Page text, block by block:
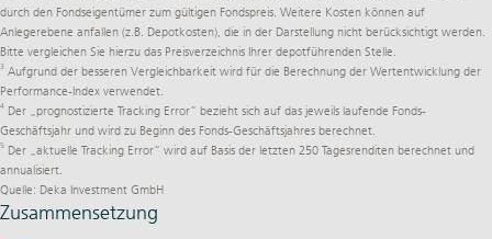
durch den Fondseigentümer zum gültigen Fondspreis. Weitere Kosten können auf
Anlegerebene anfallen (z.B. Depotkosten), die in der Darstellung nicht berücksichtigt werden.
Bitte vergleichen Sie hierzu das Preisverzeichnis Ihrer depotführenden Stelle.
3 Aufgrund der besseren Vergleichbarkeit wird für die Berechnung der Wertentwicklung der
Performance-Index verwendet.
4 Der „prognostizierte Tracking Error“ bezieht sich auf das jeweils laufende Fonds-
Geschäftsjahr und wird zu Beginn des Fonds-Geschäftsjahres berechnet.
5 Der „aktuelle Tracking Error“ wird auf Basis der letzten 250 Tagesrenditen berechnet und
annualisiert.
Quelle: Deka Investment GmbH
Zusammensetzung